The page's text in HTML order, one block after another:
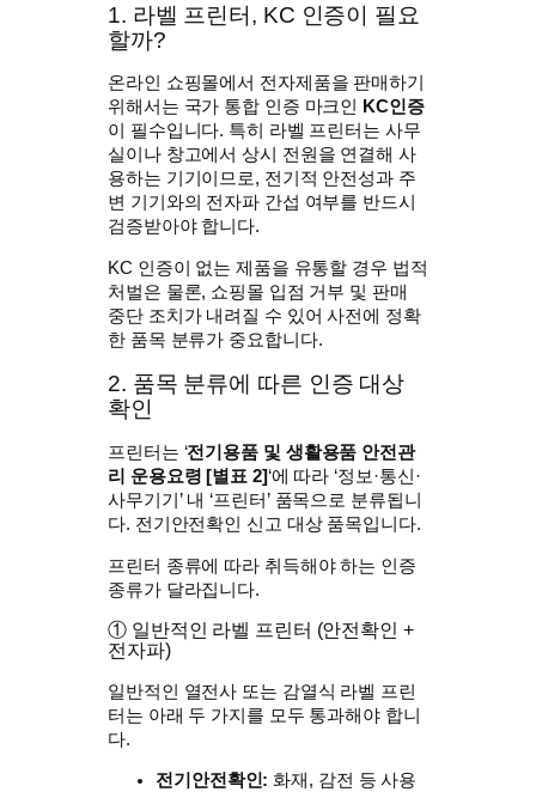
1. 라벨 프린터, KC 인증이 필요
할까?
온라인 쇼핑몰에서 전자제품을 판매하기
위해서는 국가 통합 인증 마크인 KC인증
이 필수입니다. 특히 라벨 프린터는 사무
실이나 창고에서 상시 전원을 연결해 사
용하는 기기이므로, 전기적 안전성과 주
변 기기와의 전자파 간섭 여부를 반드시
검증받아야 합니다.
KC 인증이 없는 제품을 유통할 경우 법적
처벌은 물론, 쇼핑몰 입점 거부 및 판매
중단 조치가 내려질 수 있어 사전에 정확
한 품목 분류가 중요합니다.
2. 품목 분류에 따른 인증 대상
확인
프린터는 ‘전기용품 및 생활용품 안전관
리 운용요령 [별표 2]‘에 따라 ‘정보·통신·
사무기기’ 내 ‘프린터’ 품목으로 분류됩니
다. 전기안전확인 신고 대상 품목입니다.
프린터 종류에 따라 취득해야 하는 인증
종류가 달라집니다.
① 일반적인 라벨 프린터 (안전확인 +
전자파)
일반적인 열전사 또는 감열식 라벨 프린
터는 아래 두 가지를 모두 통과해야 합니
다.
전기안전확인: 화재, 감전 등 사용